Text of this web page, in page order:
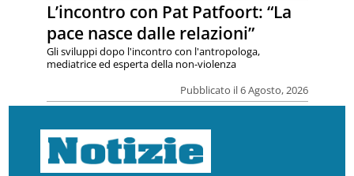
L’incontro con Pat Patfoort: “La
pace nasce dalle relazioni”
Pubblicato il 6 Agosto, 2026
Gli sviluppi dopo l'incontro con l'antropologa,
mediatrice ed esperta della non-violenza